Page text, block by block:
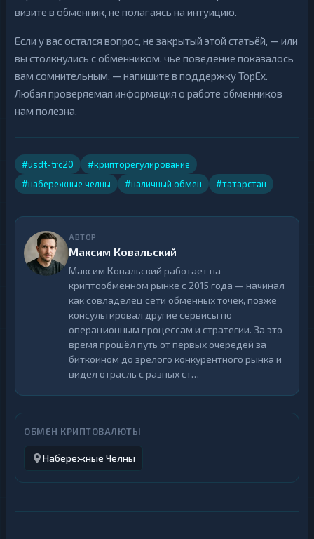
визите в обменник, не полагаясь на интуицию.
Если у вас остался вопрос, не закрытый этой статьёй, — или
вы столкнулись с обменником, чьё поведение показалось
вам сомнительным, — напишите в поддержку TopEx.
Любая проверяемая информация о работе обменников
нам полезна.
#usdt-trc20
#крипторегулирование
#набережные челны
#наличный обмен #татарстан
АВТОР
Максим Ковальский
Максим Ковальский работает на
криптообменном рынке с 2015 года — начинал
как совладелец сети обменных точек, позже
консультировал другие сервисы по
операционным процессам и стратегии. За это
время прошёл путь от первых очередей за
биткоином до зрелого конкурентного рынка и
видел отрасль с разных ст…
ОБМЕН КРИПТОВАЛЮТЫ
Набережные Челны